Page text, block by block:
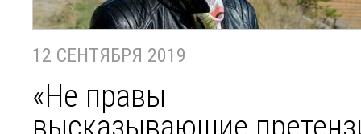
12 СЕНТЯБРЯ 2019
«Не правы
высказывающие